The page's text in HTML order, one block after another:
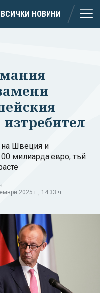
ВСИЧКИ НОВИНИ
на Швеция и
милиарда евро, тъй
2025 г., 14:33 ч.